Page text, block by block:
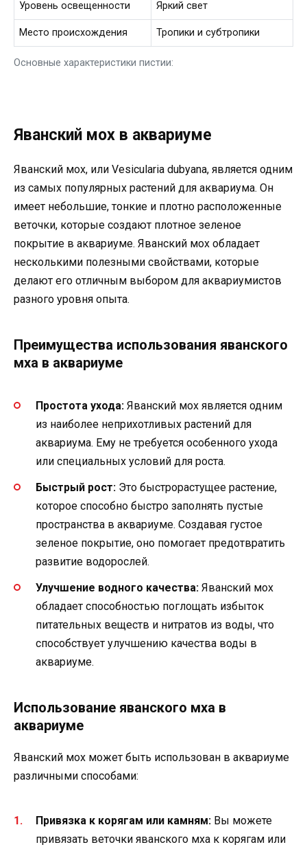
Основные характеристики пистии:
Уровень освещенности Яркий свет
Место происхождения Тропики и субтропики
Яванский мох в аквариуме
Яванский мох, или Vesicularia dubyana, является одним
из самых популярных растений для аквариума. Он
имеет небольшие, тонкие и плотно расположенные
веточки, которые создают плотное зеленое
покрытие в аквариуме. Яванский мох обладает
несколькими полезными свойствами, которые
делают его отличным выбором для аквариумистов
разного уровня опыта.
Преимущества использования яванского
мха в аквариуме
Простота ухода: Яванский мох является одним
из наиболее неприхотливых растений для
аквариума. Ему не требуется особенного ухода
или специальных условий для роста.
Быстрый рост: Это быстрорастущее растение,
которое способно быстро заполнять пустые
пространства в аквариуме. Создавая густое
зеленое покрытие, оно помогает предотвратить
развитие водорослей.
Улучшение водного качества: Яванский мох
обладает способностью поглощать избыток
питательных веществ и нитратов из воды, что
способствует улучшению качества воды в
аквариуме.
Использование яванского мха в
аквариуме
Яванский мох может быть использован в аквариуме
различными способами:
Привязка к корягам или камням: Вы можете
привязать веточки яванского мха к корягам или